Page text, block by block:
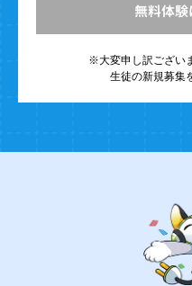
無料体
※大変申し訳ござい
生徒の新規募集